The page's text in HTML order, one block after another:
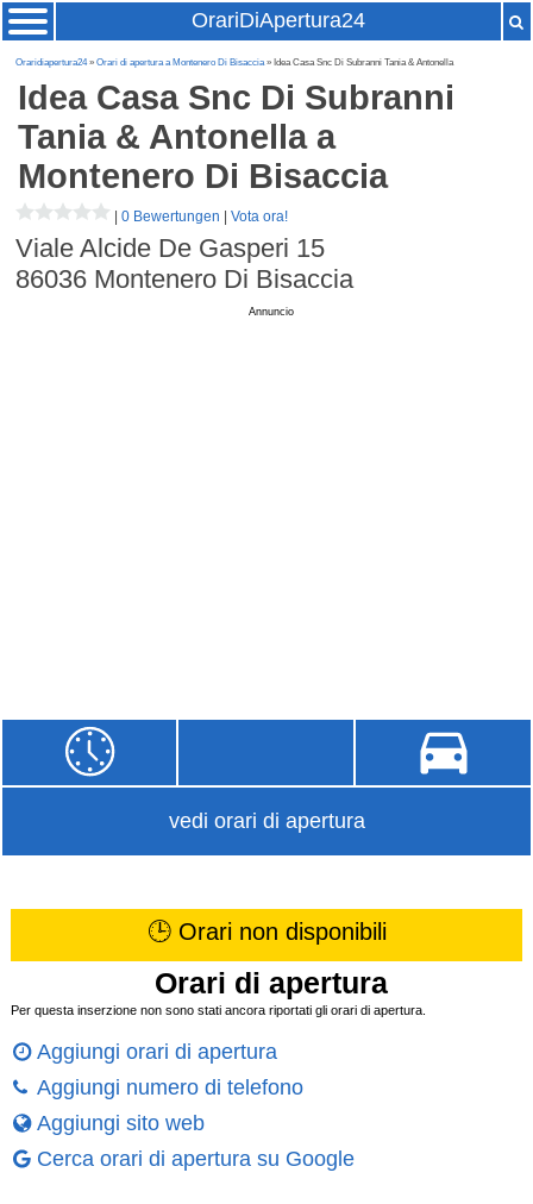
OrariDiApertura24
Oraridiapertura24»Orari di apertura a Montenero Di Bisaccia» Idea Casa Snc Di Subranni Tania & Antonella
Idea Casa Snc Di Subranni
Tania & Antonellaa
Montenero Di Bisaccia
|0 Bewertungen |Vota ora!
Viale Alcide De Gasperi 15
86036 Montenero Di Bisaccia
Annuncio
vedi orari di apertura
🕒 Orari non disponibili
Orari di apertura
Per questa inserzione non sono stati ancora riportati gli orari di apertura.
Aggiungi orari di apertura
Aggiungi numero di telefono
Aggiungi sito web
Cerca orari di apertura su Google